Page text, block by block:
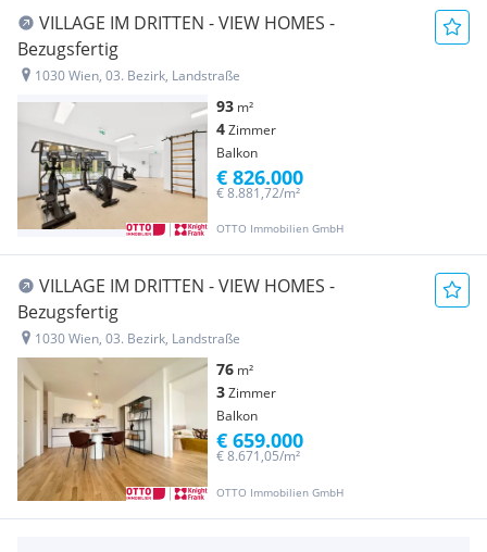
VILLAGE IM DRITTEN - VIEW HOMES -
Bezugsfertig
1030 Wien, 03. Bezirk, Landstraße
93 m²
4Zimmer
Balkon
OTTO Immobilien GmbH
€ 8.881,72/m²
€ 826.000
VILLAGE IM DRITTEN - VIEW HOMES -
Bezugsfertig
1030 Wien, 03. Bezirk, Landstraße
76 m²
3Zimmer
Balkon
OTTO Immobilien GmbH
€ 8.671,05/m²
€ 659.000